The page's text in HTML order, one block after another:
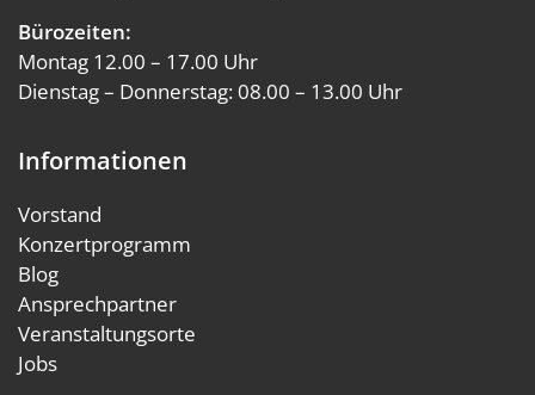
Bürozeiten:
Montag 12.00 – 17.00 Uhr
Dienstag – Donnerstag: 08.00 – 13.00 Uhr
Informationen
Vorstand
Konzertprogramm
Blog
Ansprechpartner
Veranstaltungsorte
Jobs